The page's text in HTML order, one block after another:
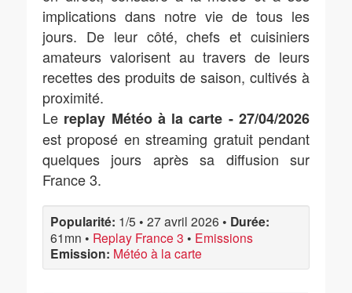
implications dans notre vie de tous les
jours. De leur côté, chefs et cuisiniers
amateurs valorisent au travers de leurs
recettes des produits de saison, cultivés à
proximité.
Le replay Météo à la carte - 27/04/2026
est proposé en streaming gratuit pendant
quelques jours après sa diffusion sur
France 3.
Popularité: 1/5 • 27 avril 2026 • Durée:
61mn • Replay France 3 • Emissions
Emission: Météo à la carte